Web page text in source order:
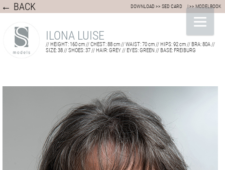
← BACK | >> MODELBOOK
DOWNLOAD >> SED CARD
ILONA LUISE
// HEIGHT: 160 cm // CHEST: 88 cm // WAIST: 70 cm // HIPS: 92 cm // BRA: 80A //
SIZE: 38 // SHOES: 37 // HAIR: GREY // EYES: GREEN // BASE: FREIBURG